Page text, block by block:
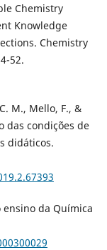
Chemistry
Knowledge
Chemistry
52.
M., Mello, F., &
das condições de
didáticos.
ensino da Química